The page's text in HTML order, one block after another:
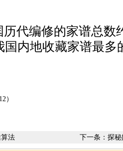
编修的家谱总数
国内地收藏家谱最多
）
下一条： 探秘
法